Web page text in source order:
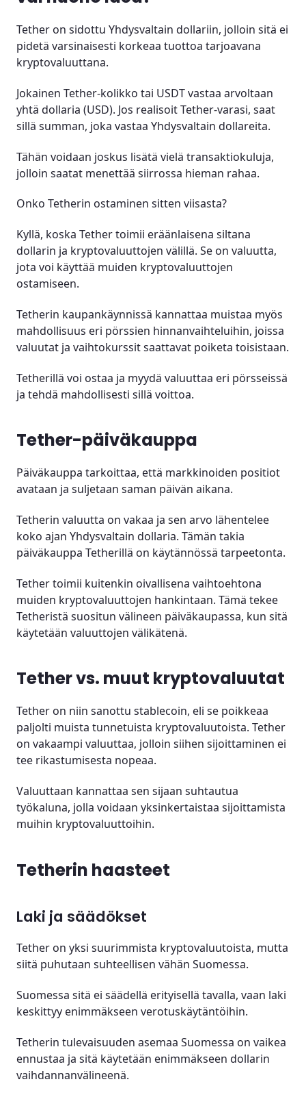
Tether on sidottu Yhdysvaltain dollariin, jolloin sitä ei
pidetä varsinaisesti korkeaa tuottoa tarjoavana
kryptovaluuttana.
Jokainen Tether-kolikko tai USDT vastaa arvoltaan
yhtä dollaria (USD). Jos realisoit Tether-varasi, saat
sillä summan, joka vastaa Yhdysvaltain dollareita.
Tähän voidaan joskus lisätä vielä transaktiokuluja,
jolloin saatat menettää siirrossa hieman rahaa.
Onko Tetherin ostaminen sitten viisasta?
Kyllä, koska Tether toimii eräänlaisena siltana
dollarin ja kryptovaluuttojen välillä. Se on valuutta,
jota voi käyttää muiden kryptovaluuttojen
ostamiseen.
Tetherin kaupankäynnissä kannattaa muistaa myös
mahdollisuus eri pörssien hinnanvaihteluihin, joissa
valuutat ja vaihtokurssit saattavat poiketa toisistaan.
Tetherillä voi ostaa ja myydä valuuttaa eri pörsseissä
ja tehdä mahdollisesti sillä voittoa.
Tether-päiväkauppa
Päiväkauppa tarkoittaa, että markkinoiden positiot
avataan ja suljetaan saman päivän aikana.
Tetherin valuutta on vakaa ja sen arvo lähentelee
koko ajan Yhdysvaltain dollaria. Tämän takia
päiväkauppa Tetherillä on käytännössä tarpeetonta.
Tether toimii kuitenkin oivallisena vaihtoehtona
muiden kryptovaluuttojen hankintaan. Tämä tekee
Tetheristä suositun välineen päiväkaupassa, kun sitä
käytetään valuuttojen välikätenä.
Tether vs. muut kryptovaluutat
Tether on niin sanottu stablecoin, eli se poikkeaa
paljolti muista tunnetuista kryptovaluutoista. Tether
on vakaampi valuuttaa, jolloin siihen sijoittaminen ei
tee rikastumisesta nopeaa.
Valuuttaan kannattaa sen sijaan suhtautua
työkaluna, jolla voidaan yksinkertaistaa sijoittamista
muihin kryptovaluuttoihin.
Tetherin haasteet
Laki ja säädökset
Tether on yksi suurimmista kryptovaluutoista, mutta
siitä puhutaan suhteellisen vähän Suomessa.
Suomessa sitä ei säädellä erityisellä tavalla, vaan laki
keskittyy enimmäkseen verotuskäytäntöihin.
Tetherin tulevaisuuden asemaa Suomessa on vaikea
ennustaa ja sitä käytetään enimmäkseen dollarin
vaihdannanvälineenä.